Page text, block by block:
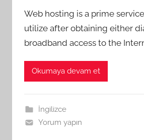
Web hosting is a prime
utilize after obtaining either
broadband access to the
Okumaya devam et
İngilizce
Yorum yapın